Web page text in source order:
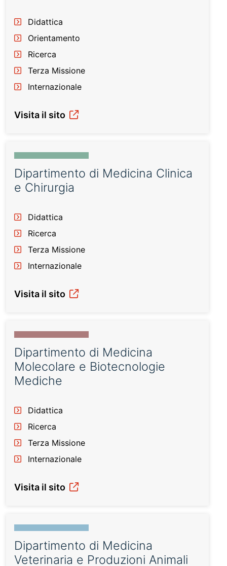
Didattica
Orientamento
Ricerca
Terza Missione
Internazionale
Visita il sito
Dipartimento di Medicina Clinica
e Chirurgia
Didattica
Ricerca
Terza Missione
Internazionale
Visita il sito
Dipartimento di Medicina
Molecolare e Biotecnologie
Mediche
Didattica
Ricerca
Terza Missione
Internazionale
Visita il sito
Dipartimento di Medicina
Veterinaria e Produzioni Animali